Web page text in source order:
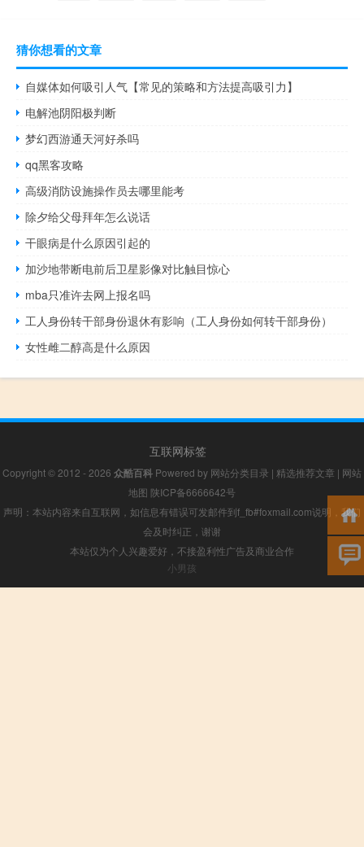
猜你想看的文章
自媒体如何吸引人气【常见的策略和方法提高吸引力】
电解池阴阳极判断
梦幻西游通天河好杀吗
qq黑客攻略
高级消防设施操作员去哪里能考
除夕给父母拜年怎么说话
干眼病是什么原因引起的
加沙地带断电前后卫星影像对比触目惊心
mba只准许去网上报名吗
工人身份转干部身份退休有影响（工人身份如何转干部身份）
女性雌二醇高是什么原因
互联网标签
Copyright © 2012 - 2026 众酷百科 Powered by 网站分类目录 | 精选推荐文章 | 网站
地图 陕ICP备6666642号
声明：本站内容来自互联网，如信息有错误可发邮件到f_fb#foxmail.com说明，我们
会及时纠正，谢谢
本站仅为个人兴趣爱好，不接盈利性广告及商业合作
小男孩